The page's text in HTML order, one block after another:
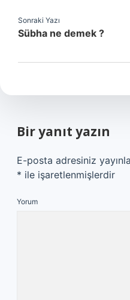
Sonraki Yazı
Sübha ne demek ?
Bir yanıt yazın
E-posta adresiniz
* ile işaretlenmişlerdir
Yorum